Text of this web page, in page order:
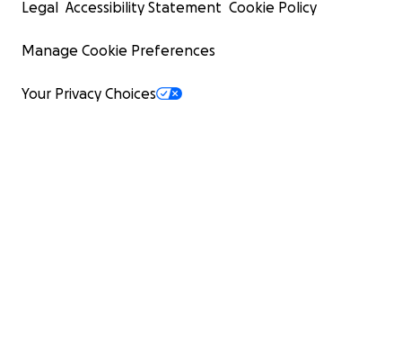
Legal Accessibility Statement Cookie Policy
Manage Cookie Preferences
Your Privacy Choices